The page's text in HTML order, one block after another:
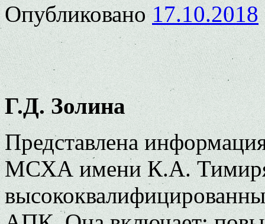
Опубликовано 17.10.2018
Г.Д. Золина
Представлена
МСХА имени К.А.